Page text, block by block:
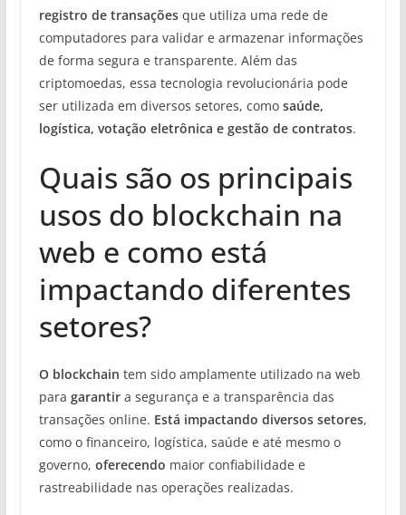
registro de transaçõesque utiliza uma rede de
computadores para validar e armazenar informações
de forma segura e transparente. Além das
criptomoedas, essa tecnologia revolucionária pode
ser utilizada em diversos setores, como saúde,
logística, votação eletrônica e gestão de contratos.
Quais são os principais
usos do blockchain na
web e como está
impactando diferentes
setores?
O blockchain tem sido amplamente utilizado na web
para garantira segurança e a transparência das
transações online. Está impactando diversos setores,
como o financeiro, logística, saúde e até mesmo o
governo, oferecendo maior confiabilidade e
rastreabilidade nas operações realizadas.